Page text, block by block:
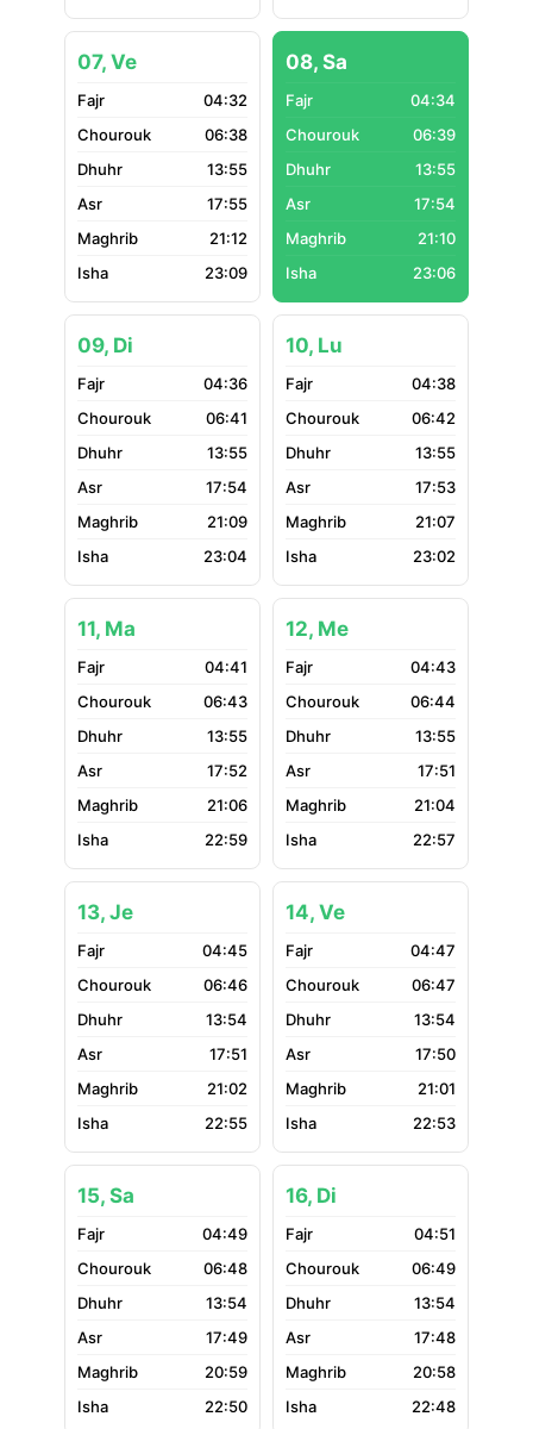
07, Ve
04:32
06:38
13:55
17:55
21:12
23:09
08, Sa
04:34
06:39
13:55
17:54
21:10
23:06
09, Di
04:36
06:41
13:55
17:54
21:09
23:04
10, Lu
04:38
06:42
13:55
17:53
21:07
23:02
11, Ma
04:41
06:43
13:55
17:52
21:06
22:59
12, Me
04:43
06:44
13:55
17:51
21:04
22:57
13, Je
04:45
06:46
13:54
17:51
21:02
22:55
14, Ve
04:47
06:47
13:54
17:50
21:01
22:53
15, Sa
04:49
06:48
13:54
17:49
20:59
22:50
16, Di
04:51
06:49
13:54
17:48
20:58
22:48